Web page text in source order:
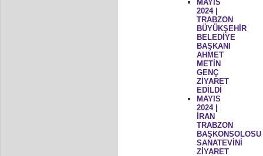
MAYIS
2024 |
TRABZON
BÜYÜKŞEHİR
BELEDİYE
BAŞKANI
AHMET
METİN
GENÇ
ZİYARET
EDİLDİ
MAYIS
2024 |
İRAN
TRABZON
BAŞKONSOLOSU
SANATEVİNİ
ZİYARET